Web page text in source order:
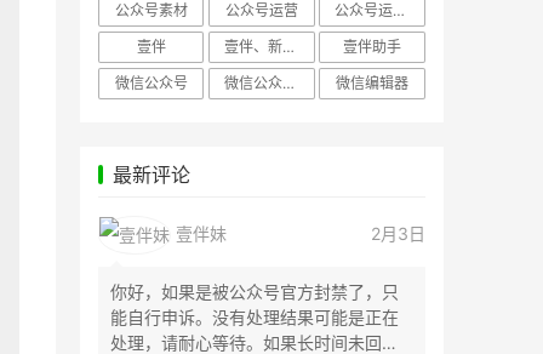
公众号素材
公众号运营
公众号运营，公众号编辑器
壹伴
壹伴、新媒体运营
壹伴助手
微信公众号
微信公众号，样式模板、公众号样式 微信编辑器
最新评论
壹伴妹 2月3日
你好，如果是被公众号官方封禁了，只
能自行申诉。没有处理结果可能是正在
处理，请耐心等待。如果长时间未回